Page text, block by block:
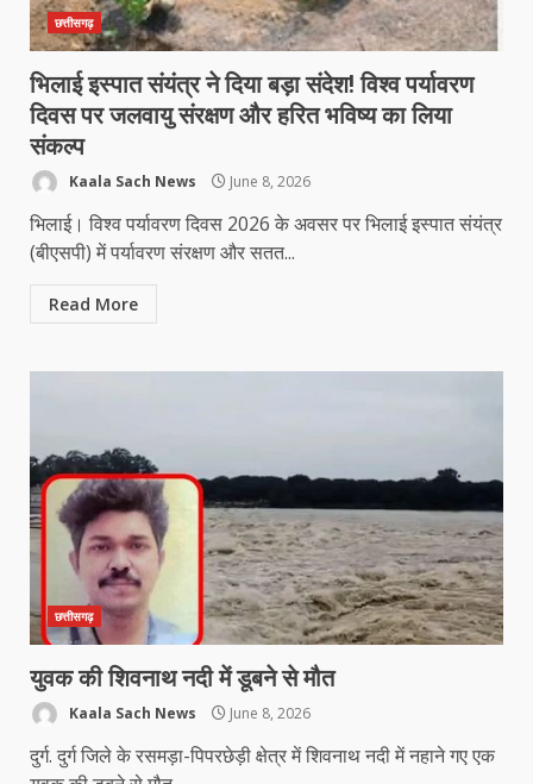
छत्तीसगढ़
भिलाई इस्पात संयंत्र ने दिया बड़ा संदेश! विश्व पर्यावरण
दिवस पर जलवायु संरक्षण और हरित भविष्य का लिया
संकल्प
Kaala Sach News June 8, 2026
भिलाई। विश्व पर्यावरण दिवस 2026 के अवसर पर भिलाई इस्पात संयंत्र
(बीएसपी) में पर्यावरण संरक्षण और सतत...
Read More
छत्तीसगढ़
युवक की शिवनाथ नदी में डूबने से मौत
Kaala Sach News June 8, 2026
दुर्ग. दुर्ग जिले के रसमड़ा-पिपरछेड़ी क्षेत्र में शिवनाथ नदी में नहाने गए एक